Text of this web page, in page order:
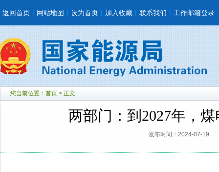
返回首页 | 网站地图 | 设为首页 | 加入收藏 | 联系我们 | 工作邮箱登录
您当前位置： 首页 > 正文
两部门：到2027年，
发布时间：2024-07-19